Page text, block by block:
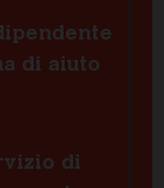
di aiuto
di